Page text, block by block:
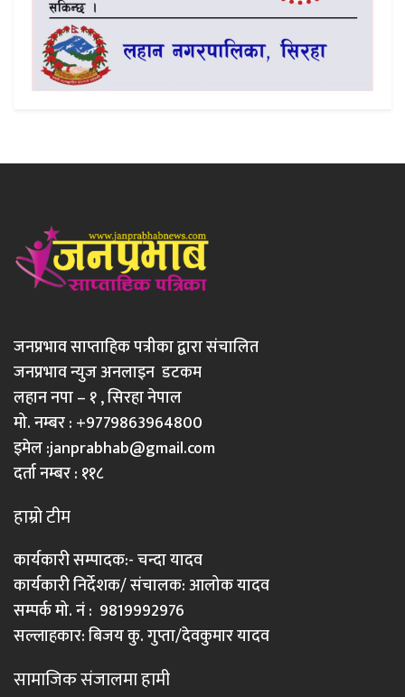
जनप्रभाव साप्ताहिक पत्रीका द्वारा संचालित
जनप्रभाव न्युज अनलाइन डटकम
लहान नपा – १ , सिरहा नेपाल
मो. नम्बर : +9779863964800
इमेल :janprabhab@gmail.com
दर्ता नम्बर : ११८
हाम्रो टीम
कार्यकारी सम्पादक:- चन्दा यादव
कार्यकारी निर्देशक/ संचालक: आलोक यादव
सम्पर्क मो. नं : 9819992976
सल्लाहकार: बिजय कु. गुप्ता/देवकुमार यादव
सामाजिक संजालमा हामी